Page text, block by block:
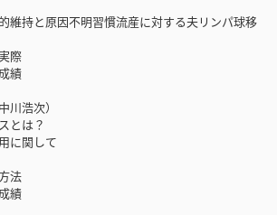
と原因不明習慣流産に対する夫リンパ球移
際
績
浩次）
は？
関して
法
績